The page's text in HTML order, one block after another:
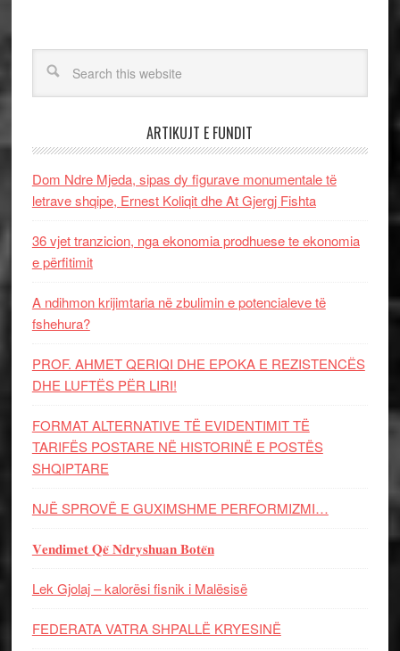
ARTIKUJT E FUNDIT
Dom Ndre Mjeda, sipas dy figurave monumentale të
letrave shqipe, Ernest Koliqit dhe At Gjergj Fishta
36 vjet tranzicion, nga ekonomia prodhuese te ekonomia
e përfitimit
A ndihmon krijimtaria në zbulimin e potencialeve të
fshehura?
PROF. AHMET QERIQI DHE EPOKA E REZISTENCЁS
DHE LUFTЁS PЁR LIRI!
FORMAT ALTERNATIVE TË EVIDENTIMIT TË
TARIFËS POSTARE NË HISTORINË E POSTËS
SHQIPTARE
NJË SPROVË E GUXIMSHME PERFORMIZMI…
𝐕𝐞𝐧𝐝𝐢𝐦𝐞𝐭 𝐐𝐞̈ 𝐍𝐝𝐫𝐲𝐬𝐡𝐮𝐚𝐧 𝐁𝐨𝐭𝐞̈𝐧
Lek Gjolaj – kalorësi fisnik i Malësisë
FEDERATA VATRA SHPALLË KRYESINË